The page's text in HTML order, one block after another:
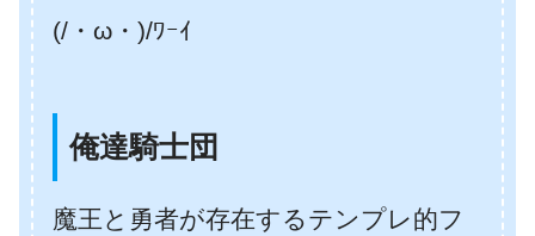
(/・ω・)/ﾜｰｲ
俺達騎士団
魔王と勇者が存在するテンプレ的フ